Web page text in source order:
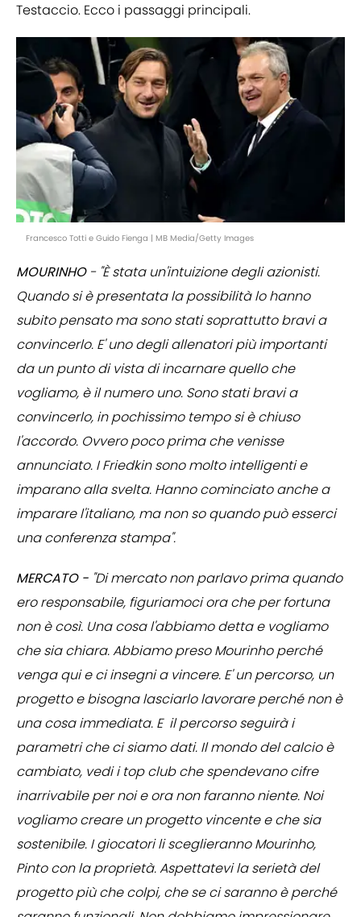
Testaccio. Ecco i passaggi principali.
Francesco Totti e Guido Fienga | MB Media/Getty Images
MOURINHO- "È stata un'intuizione degli azionisti.
Quando si è presentata la possibilità lo hanno
subito pensato ma sono stati soprattutto bravi a
convincerlo. E' uno degli allenatori più importanti
da un punto di vista di incarnare quello che
vogliamo, è il numero uno. Sono stati bravi a
convincerlo, in pochissimo tempo si è chiuso
l'accordo. Ovvero poco prima che venisse
annunciato. I Friedkin sono molto intelligenti e
imparano alla svelta. Hanno cominciato anche a
imparare l'italiano, ma non so quando può esserci
una conferenza stampa".
MERCATO - "Di mercato non parlavo prima quando
ero responsabile, figuriamoci ora che per fortuna
non è così. Una cosa l'abbiamo detta e vogliamo
che sia chiara. Abbiamo preso Mourinho perché
venga qui e ci insegni a vincere. E' un percorso, un
progetto e bisogna lasciarlo lavorare perché non è
una cosa immediata. E il percorso seguirà i
parametri che ci siamo dati. Il mondo del calcio è
cambiato, vedi i top club che spendevano cifre
inarrivabile per noi e ora non faranno niente. Noi
vogliamo creare un progetto vincente e che sia
sostenibile. I giocatori li sceglieranno Mourinho,
Pinto con la proprietà. Aspettatevi la serietà del
progetto più che colpi, che se ci saranno è perché